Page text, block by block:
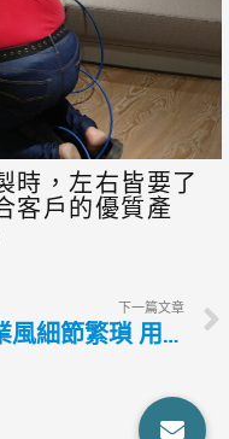
時，左右皆要了
客戶的優質產
下一篇文章
工業風細節繁瑣 用材配色須謹慎